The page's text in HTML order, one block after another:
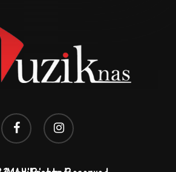
facebook instagram